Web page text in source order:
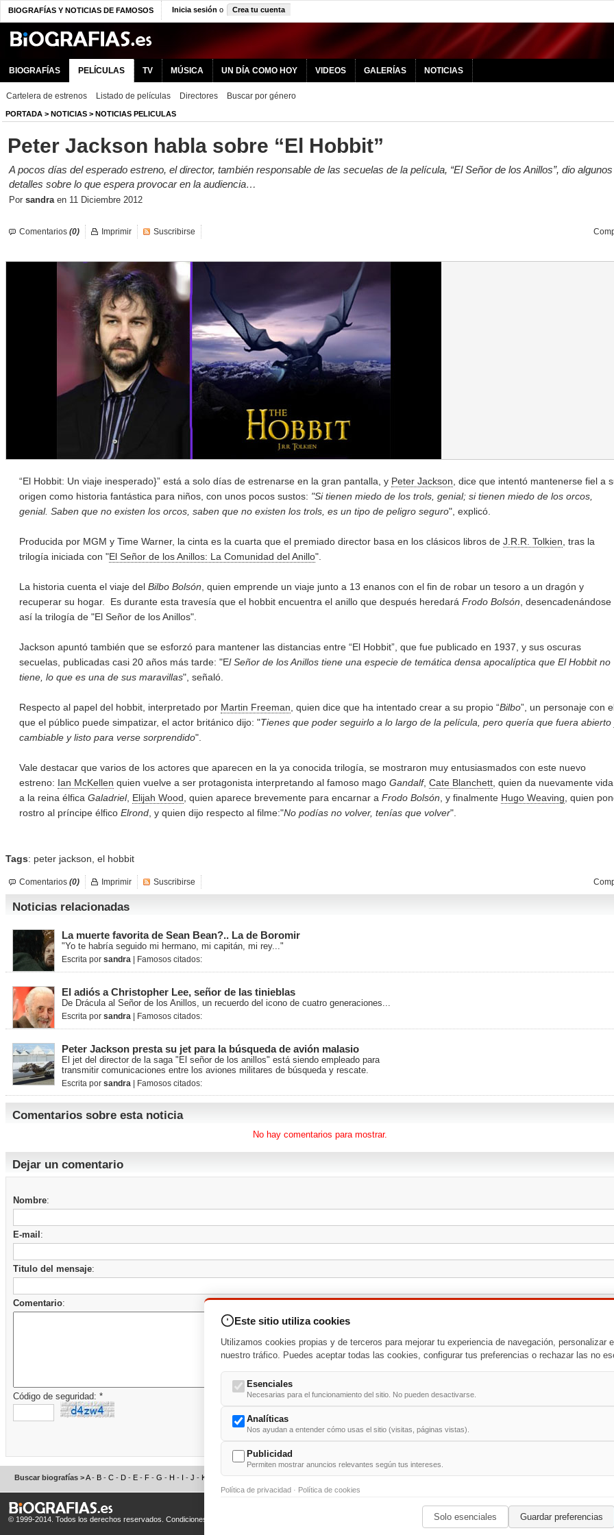
BIOGRAFÍAS Y NOTICIAS DE FAMOSOS Inicia sesión o Crea tu cuenta
BIOGRAFÍAS PELÍCULAS TV MÚSICA UN DÍA COMO HOY VIDEOS GALERÍAS NOTICIAS
Cartelera de estrenos Listado de películas Directores Buscar por género
PORTADA > NOTICIAS > NOTICIAS PELICULAS
Peter Jackson habla sobre “El Hobbit”
A pocos días del esperado estreno, el director, también responsable de las secuelas de la película, “El Señor de los Anillos”, dio algunos
detalles sobre lo que espera provocar en la audiencia…
Por sandraen 11 Diciembre 2012
Comentarios (0) Imprimir Suscribirse
“El Hobbit: Un viaje inesperado}” está a solo días de estrenarse en la gran pantalla, y Peter Jackson , dice que intentó mantenerse fiel a
origen como historia fantástica para niños, con unos pocos sustos: "Si tienen miedo de los trols, genial; si tienen miedo de los orcos,
genial. Saben que no existen los orcos, saben que no existen los trols, es un tipo de peligro seguro", explicó.
Producida por MGM y Time Warner, la cinta es la cuarta que el premiado director basa en los clásicos libros de J.R.R. Tolkien , tras la
trilogía iniciada con "El Señor de los Anillos: La Comunidad del Anillo".
La historia cuenta el viaje del Bilbo Bolsón , quien emprende un viaje junto a 13 enanos con el fin de robar un tesoro a un dragón y
recuperar su hogar. Es durante esta travesía que el hobbit encuentra el anillo que después heredará Frodo Bolsón , desencadenándose
así la trilogía de "El Señor de los Anillos".
Jackson apuntó también que se esforzó para mantener las distancias entre “El Hobbit”, que fue publicado en 1937, y sus oscuras
secuelas, publicadas casi 20 años más tarde: "El Señor de los Anillos tiene una especie de temática densa apocalíptica que El Hobbit no
tiene, lo que es una de sus maravillas", señaló.
Respecto al papel del hobbit, interpretado por Martin Freeman , quien dice que ha intentado crear a su propio “Bilbo”, un personaje con
que el público puede simpatizar, el actor británico dijo: "Tienes que poder seguirlo a lo largo de la película, pero quería que fuera abierto
cambiable y listo para verse sorprendido".
Vale destacar que varios de los actores que aparecen en la ya conocida trilogía, se mostraron muy entusiasmados con este nuevo
estreno: Ian McKellen quien vuelve a ser protagonista interpretando al famoso mago Gandalf, Cate Blanchett , quien da nuevamente vida
a la reina élfica Galadriel, Elijah Wood , quien aparece brevemente para encarnar a Frodo Bolsón , y finalmente Hugo Weaving , quien
rostro al príncipe élfico Elrond , y quien dijo respecto al filme:"No podías no volver, tenías que volver".
Tags: peter jackson el hobbit
Comentarios (0) Imprimir Suscribirse
Noticias relacionadas
La muerte favorita de Sean Bean?.. La de Boromir
"Yo te habría seguido mi hermano, mi capitán, mi rey..."
Escrita por sandra | Famosos citados:
El adiós a Christopher Lee, señor de las tinieblas
De Drácula al Señor de los Anillos, un recuerdo del icono de cuatro generaciones...
Escrita por sandra | Famosos citados:
Peter Jackson presta su jet para la búsqueda de avión malasio
El jet del director de la saga "El señor de los anillos" está siendo empleado para
transmitir comunicaciones entre los aviones militares de búsqueda y rescate.
Escrita por sandra | Famosos citados:
Comentarios sobre esta noticia
No hay comentarios para mostrar.
Dejar un comentario
Nombre:
E-mail :
Titulo del mensaje:
Comentario:
Código de seguridad: *
Buscar biografías >A- B - C - D - E - F - G - H - I - J - K M-N-O-P-Q-R-S-T-U-V-W-X-Y-Z
© 1999-2014. Todos los derechos reservados. Condiciones de uso
Este sitio utiliza cookies
Utilizamos cookies propias y de terceros para mejorar tu experiencia de navegación, personalizar
nuestro tráfico. Puedes aceptar todas las cookies, configurar tus preferencias o rechazar las no
Esenciales
Necesarias para el funcionamiento del sitio. No pueden desactivarse.
Analíticas
Nos ayudan a entender cómo usas el sitio (visitas, páginas vistas).
Publicidad
Permiten mostrar anuncios relevantes según tus intereses.
Política de privacidad · Política de cookies
Solo esenciales Guardar preferencias